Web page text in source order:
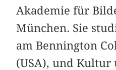
Akademie für
München. Sie
am Bennington
(USA), und Kultur